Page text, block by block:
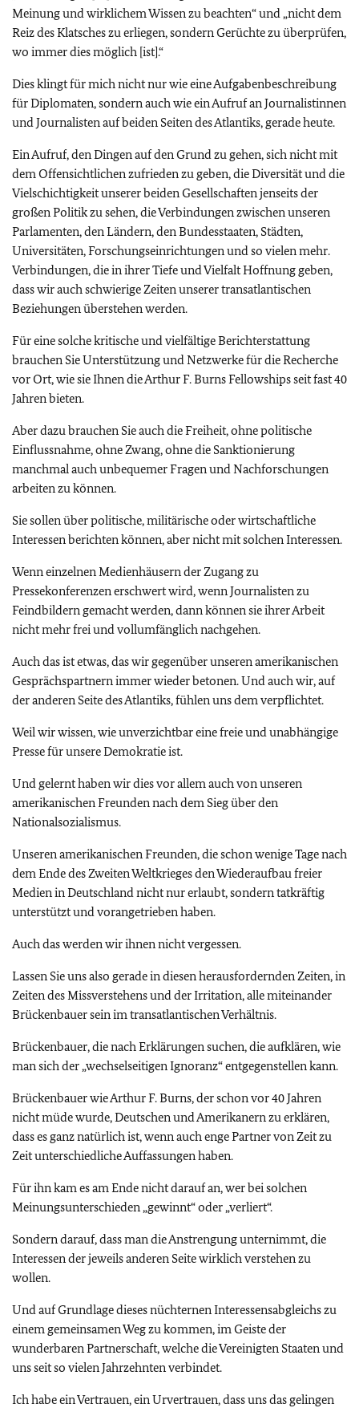
Meinung und wirklichem Wissen zu beachten“ und „nicht dem
Reiz des Klatsches zu erliegen, sondern Gerüchte zu überprüfen,
wo immer dies möglich [ist].“
Dies klingt für mich nicht nur wie eine Aufgabenbeschreibung
für Diplomaten, sondern auch wie ein Aufruf an Journalistinnen
und Journalisten auf beiden Seiten des Atlantiks, gerade heute.
Ein Aufruf, den Dingen auf den Grund zu gehen, sich nicht mit
dem Offensichtlichen zufrieden zu geben, die Diversität und die
Vielschichtigkeit unserer beiden Gesellschaften jenseits der
großen Politik zu sehen, die Verbindungen zwischen unseren
Parlamenten, den Ländern, den Bundesstaaten, Städten,
Universitäten, Forschungseinrichtungen und so vielen mehr.
Verbindungen, die in ihrer Tiefe und Vielfalt Hoffnung geben,
dass wir auch schwierige Zeiten unserer transatlantischen
Beziehungen überstehen werden.
Für eine solche kritische und vielfältige Berichterstattung
brauchen Sie Unterstützung und Netzwerke für die Recherche
vor Ort, wie sie Ihnen die Arthur F. Burns Fellowships seit fast 40
Jahren bieten.
Aber dazu brauchen Sie auch die Freiheit, ohne politische
Einflussnahme, ohne Zwang, ohne die Sanktionierung
manchmal auch unbequemer Fragen und Nachforschungen
arbeiten zu können.
Sie sollen über politische, militärische oder wirtschaftliche
Interessen berichten können, aber nicht mit solchen Interessen.
Wenn einzelnen Medienhäusern der Zugang zu
Pressekonferenzen erschwert wird, wenn Journalisten zu
Feindbildern gemacht werden, dann können sie ihrer Arbeit
nicht mehr frei und vollumfänglich nachgehen.
Auch das ist etwas, das wir gegenüber unseren amerikanischen
Gesprächspartnern immer wieder betonen. Und auch wir, auf
der anderen Seite des Atlantiks, fühlen uns dem verpflichtet.
Weil wir wissen, wie unverzichtbar eine freie und unabhängige
Presse für unsere Demokratie ist.
Und gelernt haben wir dies vor allem auch von unseren
amerikanischen Freunden nach dem Sieg über den
Nationalsozialismus.
Unseren amerikanischen Freunden, die schon wenige Tage nach
dem Ende des Zweiten Weltkrieges den Wiederaufbau freier
Medien in Deutschland nicht nur erlaubt, sondern tatkräftig
unterstützt und vorangetrieben haben.
Auch das werden wir ihnen nicht vergessen.
Lassen Sie uns also gerade in diesen herausfordernden Zeiten, in
Zeiten des Missverstehens und der Irritation, alle miteinander
Brückenbauer sein im transatlantischen Verhältnis.
Brückenbauer, die nach Erklärungen suchen, die aufklären, wie
man sich der „wechselseitigen Ignoranz“ entgegenstellen kann.
Brückenbauer wie Arthur F. Burns, der schon vor 40 Jahren
nicht müde wurde, Deutschen und Amerikanern zu erklären,
dass es ganz natürlich ist, wenn auch enge Partner von Zeit zu
Zeit unterschiedliche Auffassungen haben.
Für ihn kam es am Ende nicht darauf an, wer bei solchen
Meinungsunterschieden „gewinnt“ oder „verliert“.
Sondern darauf, dass man die Anstrengung unternimmt, die
Interessen der jeweils anderen Seite wirklich verstehen zu
wollen.
Und auf Grundlage dieses nüchternen Interessensabgleichs zu
einem gemeinsamen Weg zu kommen, im Geiste der
wunderbaren Partnerschaft, welche die Vereinigten Staaten und
uns seit so vielen Jahrzehnten verbindet.
Ich habe ein Vertrauen, ein Urvertrauen, dass uns das gelingen